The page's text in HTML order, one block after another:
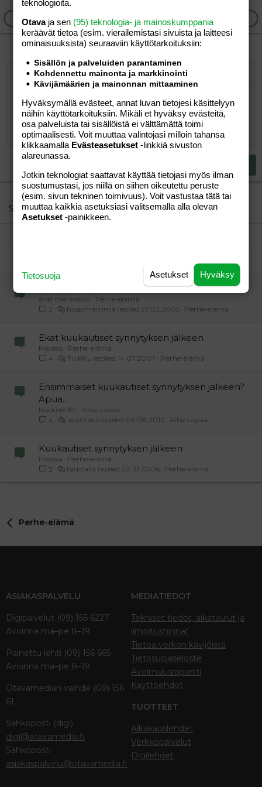
Ilmoita asiaton viesti
LihavoituKursivoitu
Laajennettuun editoriin…
Lista
Järjestetty lista
Järjestämätön lista
Suurenna sisennystä
Pienennä sisennystä
Laajennettuun editoriin…
Lisää hyperlinkki
Lisää kuva
HymiötLaajennettuun
Fontin koko
9
10
12
15
18
22
26
TekstiväriKirjasintyyliArial
Book Antiqua
Courier New
Tahoma
Times New Roman
Trebuchet MS
Verdana
YliviivaaAlleviivattuRivinsisäinen koodi
Rivinsisäinen spoiler
Tasaus Tasaa vasemmalle
Keskitä
Tasaa oikealle
Justify text
Paragraph format
Normal
Heading 1
Heading 2
LainausLisää video/media
Lisää taulukko
Insert horizontal line
SpoilerKoodi
Tee uudelleen
BBCode-näkymä
Poista muotoilu
LuonnoksetTallenna luonnos
Poista luonnos
Kirjoita vastaus...
Similar threads
ekat menkatko
Perhe-elämä
2
Perhe-elämä
27.02.2005
hippimamma
Ekat kuukautiset synnytyksen jälkeen
Maiskis
Perhe-elämä
4
Perhe-elämä
14.07.2007
TuiKKu
Ensimmäiset kuukautiset synnytyksen jälkeen?
Apua...
Nuoriäiti89
Aihe vapaa
4
Aihe vapaa
06.08.2012
avantasia
Kuukautiset synnytyksen jälkeen
Hassua
Perhe-elämä
3
Perhe-elämä
22.10.2006
taustalla
Perhe-elämä
ASIAKASPALVELU
Digipalvelut (09) 156 6227
Avoinna ma–pe 8–19
Painettu lehti (09) 156 665
Avoinna ma–pe 8–19
Otavamedian vaihde (09) 156
61
Sähköposti (digi)
digi@otavamedia.fi
Sähköposti
asiakaspalvelu@otavamedia.fi
MEDIATIEDOT
Tekniset tiedot, aikataulut ja
ilmoitushinnat
Tietoa verkon kävijöistä
Tietosuojaseloste
Avoimuusraportti
Käyttöehdot
TUOTTEET
Aikakauslehdet
Verkkopalvelut
Digilehdet
teknologioita.
Otavaja sen (95) teknologia- ja mainoskumppania
keräävät tietoa (esim. vierailemis­tasi sivuista ja laitteesi
ominaisuuk­sista) seuraaviin käyttötarkoituksiin:
Sisällön ja palveluiden parantaminen
Kohdennettu mainonta ja markkinointi
Kävijämäärien ja mainonnan mittaaminen
Hyväksymällä evästeet, annat luvan tietojesi käsittelyyn
näihin käyttötarkoituksiin. Mikäli et hyväksy evästeitä,
osa palveluista tai sisällöistä ei välttämättä toimi
optimaalisesti. Voit muuttaa valintojasi milloin tahansa
klikkaamalla Evästeasetukset -linkkiä sivuston
alareunassa.
Jotkin teknologiat saattavat käyttää tietojasi myös ilman
suostumustasi, jos niillä on siihen oikeutettu peruste
(esim. sivun tekninen toimivuus). Voit vastustaa tätä tai
muuttaa kaikkia asetuksiasi valitsemalla alla olevan
Asetukset -painikkeen.
Hyväksy
Asetukset
Tietosuoja